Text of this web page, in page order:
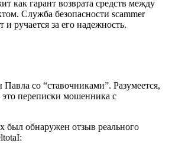
как гарант возврата средств между
Служба безопасности scammer
и ручается за его надежность.
Павла со “ставочниками”. Разумеется,
переписки мошенника с
был обнаружен отзыв реального